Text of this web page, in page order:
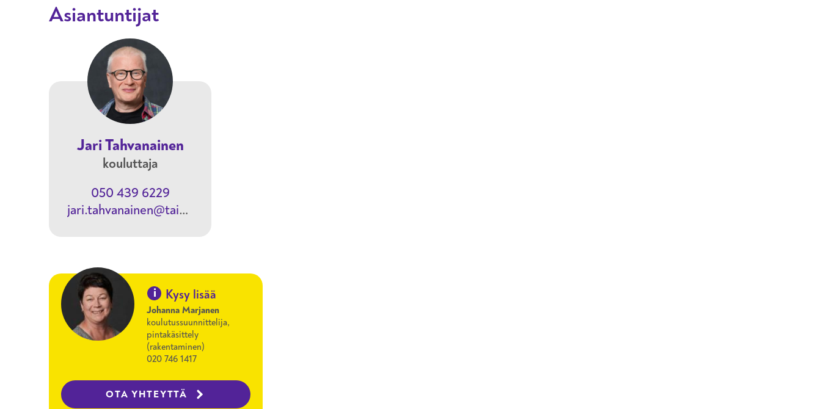
Asiantuntijat
Jari Tahvanainen
kouluttaja
050 439 6229
jari.tahvanainen@taitotalo.fi
i Kysy lisää
Johanna Marjanen
koulutussuunnittelija,
pintakäsittely
(rakentaminen)
020 746 1417
OTA YHTEYTTÄ